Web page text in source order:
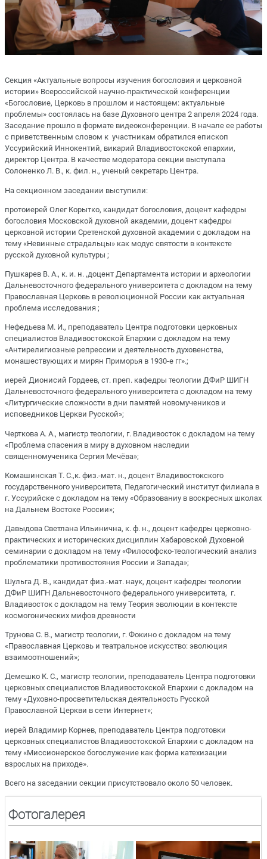
Секция «Актуальные вопросы изучения богословия и церковной
истории» Всероссийской научно-практической конференции
«Богословие, Церковь в прошлом и настоящем: актуальные
проблемы» состоялась на базе Духовного центра 2 апреля 2024 года.
Заседание прошло в формате видеоконференции. В начале ее работы
с приветственным словом к участникам обратился епископ
Уссурийский Иннокентий, викарий Владивостокской епархии,
директор Центра. В качестве модератора секции выступала
Солоненко Л. В., к. фил. н., ученый секретарь Центра.
На секционном заседании выступили:
протоиерей Олег Корытко, кандидат богословия, доцент кафедры
богословия Московской духовной академии, доцент кафедры
церковной истории Сретенской духовной академии с докладом на
тему «Невинные страдальцы» как модус святости в контексте
русской духовной культуры ;
Пушкарев В. А., к. и. н. ,доцент Департамента истории и археологии
Дальневосточного федерального университета с докладом на тему
Православная Церковь в революционной России как актуальная
проблема исследования ;
Нефедьева М. И., преподаватель Центра подготовки церковных
специалистов Владивостокской Епархии с докладом на тему
«Антирелигиозные репрессии и деятельность духовенства,
монашествующих и мирян Приморья в 1930-е гг».;
иерей Дионисий Гордеев, ст. преп. кафедры теологии ДФиР ШИГН
Дальневосточного федерального университета с докладом на тему
«Литургические сложности в дни памятей новомучеников и
исповедников Церкви Русской»;
Черткова А. А., магистр теологии, г. Владивосток с докладом на тему
«Проблема спасения в миру в духовном наследии
священномученика Сергия Мечёва»;
Комашинская Т. С.,к. физ.-мат. н., доцент Владивостокского
государственного университета, Педагогический институт филиала в
г. Уссурийске с докладом на тему «Образованиу в воскресных школах
на Дальнем Востоке России»;
Давыдова Светлана Ильинична, к. ф. н., доцент кафедры церковно-
практических и исторических дисциплин Хабаровской Духовной
семинарии с докладом на тему «Философско-теологический анализ
проблематики противостояния России и Запада»;
Шульга Д. В., кандидат физ.-мат. наук, доцент кафедры теологии
ДФиР ШИГН Дальневосточного федерального университета, г.
Владивосток с докладом на тему Теория эволюции в контексте
космогонических мифов древности
Трунова С. В., магистр теологии, г. Фокино с докладом на тему
«Православная Церковь и театральное искусство: эволюция
взаимоотношений»;
Демешко К. С., магистр теологии, преподаватель Центра подготовки
церковных специалистов Владивостокской Епархии с докладом на
тему «Духовно-просветительская деятельность Русской
Православной Церкви в сети Интернет»;
иерей Владимир Корнев, преподаватель Центра подготовки
церковных специалистов Владивостокской Епархии с докладом на
тему «Миссионерское богослужение как форма катехизации
взрослых на приходе».
Всего на заседании секции присутствовало около 50 человек.
Фотогалерея